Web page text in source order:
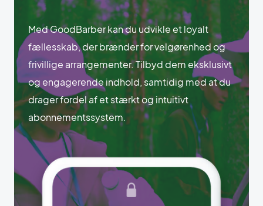
Med GoodBarber kan du udvikle et loyalt
fællesskab, der brænder for velgørenhed og
frivillige arrangementer. Tilbyd dem eksklusivt
og engagerende indhold, samtidig med at du
drager fordel af et stærkt og intuitivt
abonnementssystem.